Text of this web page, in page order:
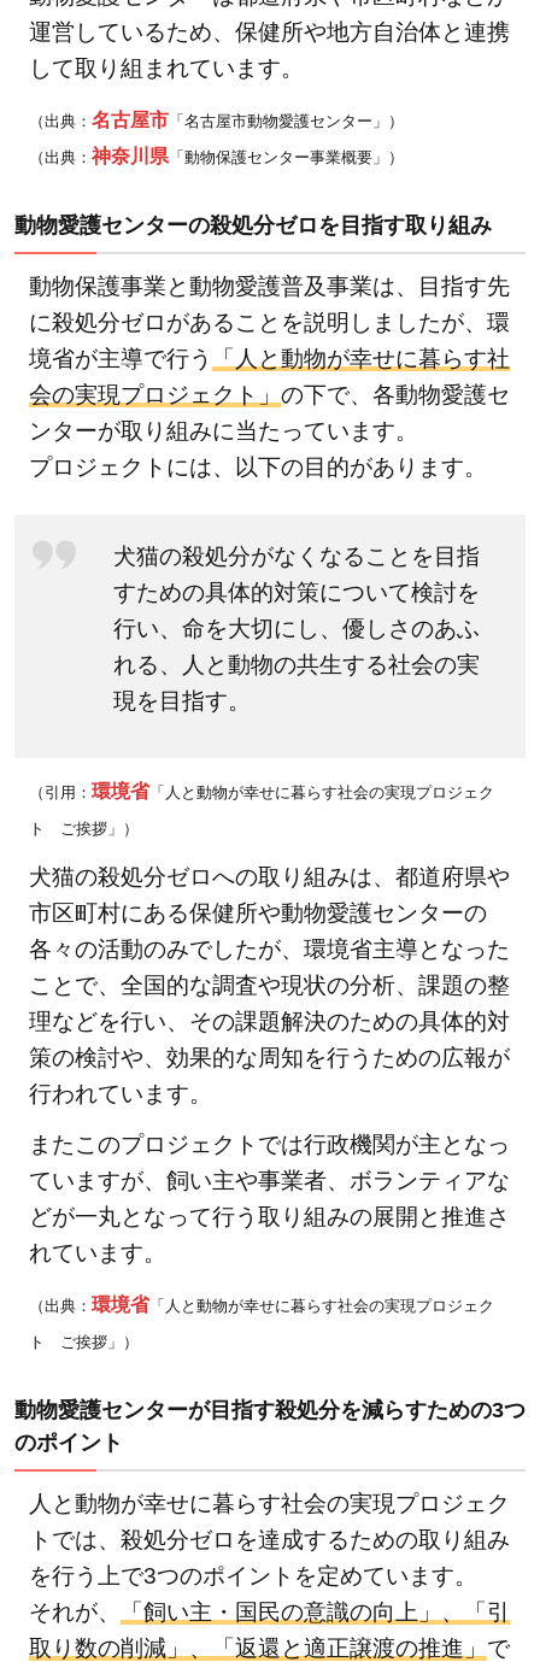
の里
なる
ため
の譲
件
動物
愛護
セン
ター
で犬
を譲
渡し
まで
の流
れと
手数
料
愛護
セン
の猫
の里
親と
なる
譲渡
条件
2.4
猫を
譲渡
して
もら
うま
での
流れ
数料
動物
愛護
セン
ター
の活
動に
協力
し、
運営しているため、保健所や地方自治体と連携
して取り組まれています。
（出典： 名古屋市 「名古屋市動物愛護センター」）
（出典： 神奈川県 「動物保護センター事業概要」）
動物愛護センターの殺処分ゼロを目指す取り組み
動物保護事業と動物愛護普及事業は、目指す先
に殺処分ゼロがあることを説明しましたが、環
境省が主導で行う
「人と動物が幸せに暮らす社
会の実現プロジェクト」 の下で、各動物愛護セ
ンターが取り組みに当たっています。
プロジェクトには、以下の目的があります。
犬猫の殺処分がなくなることを目指
すための具体的対策について検討を
行い、命を大切にし、優しさのあふ
れる、人と動物の共生する社会の実
現を目指す。
（引用： 環境省「人と動物が幸せに暮らす社会の実現プロジェク
ト ご挨拶」）
犬猫の殺処分ゼロへの取り組みは、都道府県や
市区町村にある保健所や動物愛護センターの
各々の活動のみでしたが、環境省主導となった
ことで、全国的な調査や現状の分析、課題の整
理などを行い、その課題解決のための具体的対
策の検討や、効果的な周知を行うための広報が
行われています。
またこのプロジェクトでは行政機関が主となっ
ていますが、飼い主や事業者、ボランティアな
どが一丸となって行う取り組みの展開と推進さ
れています。
（出典： 環境省「人と動物が幸せに暮らす社会の実現プロジェク
ト ご挨拶」）
動物愛護センターが目指す殺処分を減らすための3つ
のポイント
人と動物が幸せに暮らす社会の実現プロジェク
トでは、殺処分ゼロを達成するための取り組み
を行う上で3つのポイントを定めています。
それが、
「飼い主・国民の意識の向上」、「引
取り数の削減」、「返還と適正譲渡の推進」 で